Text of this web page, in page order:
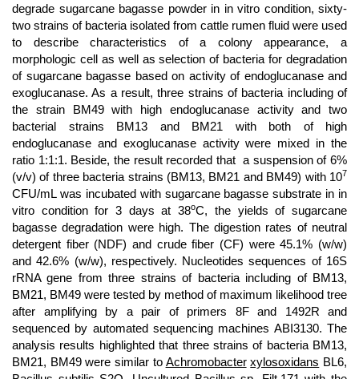
degrade sugarcane bagasse powder in in vitro condition, sixty-
two strains of bacteria isolated from cattle rumen fluid were used
to describe characteristics of a colony appearance, a
morphologic cell as well as selection of bacteria for degradation
of sugarcane bagasse based on activity of endoglucanase and
exoglucanase. As a result, three strains of bacteria including of
the strain BM49 with high endoglucanase activity and two
bacterial strains BM13 and BM21 with both of high
endoglucanase and exoglucanase activity were mixed in the
ratio 1:1:1. Beside, the result recorded that a suspension of 6%
(v/v) of three bacteria strains (BM13, BM21 and BM49) with 107
CFU/mL was incubated with sugarcane bagasse substrate in in
vitro condition for 3 days at 38oC, the yields of sugarcane
bagasse degradation were high. The digestion rates of neutral
detergent fiber (NDF) and crude fiber (CF) were 45.1% (w/w)
and 42.6% (w/w), respectively. Nucleotides sequences of 16S
rRNA gene from three strains of bacteria including of BM13,
BM21, BM49 were tested by method of maximum likelihood tree
after amplifying by a pair of primers 8F and 1492R and
sequenced by automated sequencing machines ABI3130. The
analysis results highlighted that three strains of bacteria BM13,
BM21, BM49 were similar to Achromobacter xylosoxidans BL6,